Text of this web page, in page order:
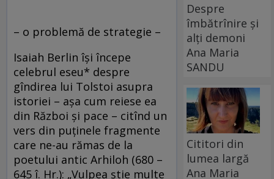
– o problemă de strategie –
Isaiah Berlin îşi începe
celebrul eseu* despre
gîndirea lui Tolstoi asupra
istoriei – aşa cum reiese ea
din Război şi pace – citînd un
vers din puţinele fragmente
care ne-au rămas de la
poetului antic Arhiloh (680 –
645 î. Hr.): „Vulpea ştie multe
Despre
îmbătrînire și
alți demoni
Ana Maria
SANDU
Cititori din
lumea largă
Ana Maria